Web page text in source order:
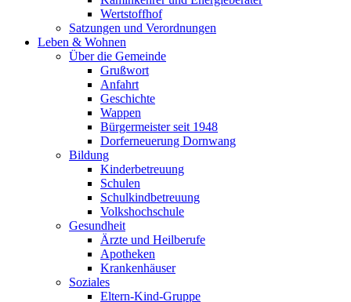
Wertstoffhof
Satzungen und Verordnungen
Leben & Wohnen
Über die Gemeinde
Grußwort
Anfahrt
Geschichte
Wappen
Bürgermeister seit 1948
Dorferneuerung Dornwang
Bildung
Kinderbetreuung
Schulen
Schulkindbetreuung
Volkshochschule
Gesundheit
Ärzte und Heilberufe
Apotheken
Krankenhäuser
Soziales
Eltern-Kind-Gruppe